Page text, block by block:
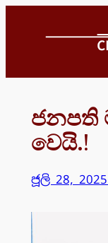
ජනපති
වෙයි.!
ජූලි 28,